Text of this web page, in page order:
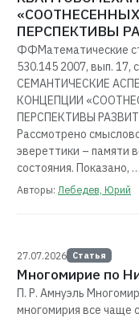
ПЕРСПЕКТИВЫ
ФФМатематические
530.145 2007, вып.
СЕМАНТИЧЕСКИЕ
КОНЦЕПЦИИ
ПЕРСПЕКТИВЫ
Рассмотрено
эвереттики – памяти
состояния. Показано, …
Авторы: Лебедев, Юрий
27.07.2026 Статья
Многомирие по
П. Р. Амнуэль
многомирия все чаще